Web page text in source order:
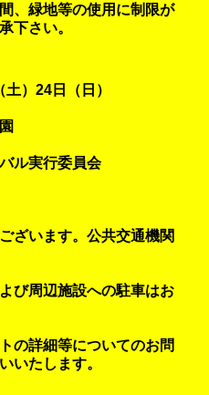
、緑地等の使用に制限が
下さい。
）24日（日）
バル実行委員会
ざいます。公共交通機関
び周辺施設への駐車はお
の詳細等についてのお問
いたします。